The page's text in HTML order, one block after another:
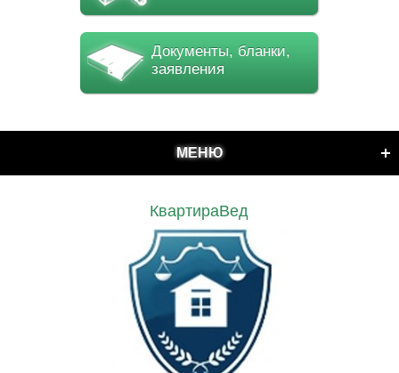
Документы, бланки,
заявления
МЕНЮ
КвартираВед